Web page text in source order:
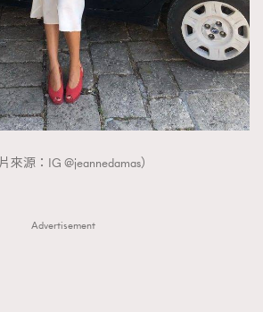
來源：IG @jeannedamas）
Advertisement